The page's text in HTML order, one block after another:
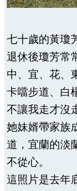
七十歲的黃瓊
退休後瓊芳常
中、宜、花、
卡噹步道、白
不讓我走才沒
她妹婿帶家族
道，宜蘭的淡
不從心。
這照片是去年